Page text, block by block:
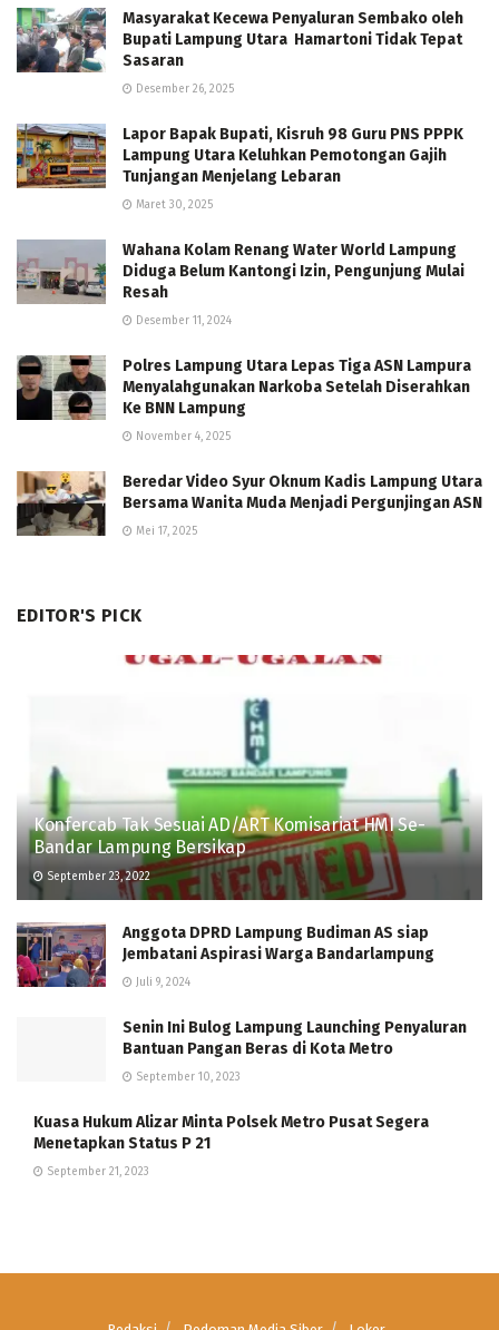
Masyarakat Kecewa Penyaluran Sembako oleh
Bupati Lampung Utara Hamartoni Tidak Tepat
Sasaran
Desember 26, 2025
Lapor Bapak Bupati, Kisruh 98 Guru PNS PPPK
Lampung Utara Keluhkan Pemotongan Gajih
Tunjangan Menjelang Lebaran
Maret 30, 2025
Wahana Kolam Renang Water World Lampung
Diduga Belum Kantongi Izin, Pengunjung Mulai
Resah
Desember 11, 2024
Polres Lampung Utara Lepas Tiga ASN Lampura
Menyalahgunakan Narkoba Setelah Diserahkan
Ke BNN Lampung
November 4, 2025
Beredar Video Syur Oknum Kadis Lampung Utara
Bersama Wanita Muda Menjadi Pergunjingan ASN
Mei 17, 2025
EDITOR'S PICK
Konfercab Tak Sesuai AD/ART Komisariat HMI Se-
Bandar Lampung Bersikap
September 23, 2022
Anggota DPRD Lampung Budiman AS siap
Jembatani Aspirasi Warga Bandarlampung
Juli 9, 2024
Senin Ini Bulog Lampung Launching Penyaluran
Bantuan Pangan Beras di Kota Metro
September 10, 2023
Kuasa Hukum Alizar Minta Polsek Metro Pusat Segera
Menetapkan Status P 21
September 21, 2023